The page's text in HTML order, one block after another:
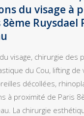
du visage à
8ème Ruysdael
visage, chirurgie des
du Cou, lifting de
décollées,
à proximité de Paris
La chirurgie